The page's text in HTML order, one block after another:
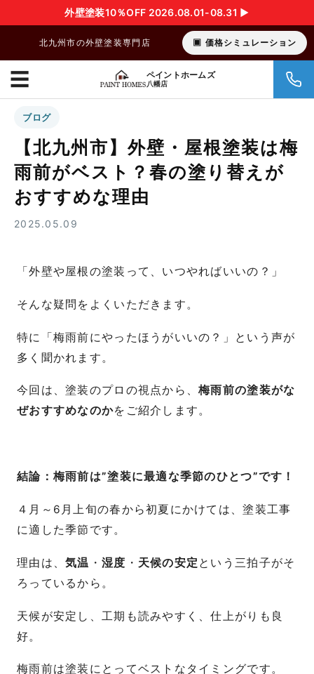
外壁塗装10％OFF 2026.08.01-08.31 ▶︎
北九州市の外壁塗装専門店 価格シミュレーション
ペイントホームズ
八幡店
☰
ブログ
【北九州市】外壁・屋根塗装は梅
雨前がベスト？春の塗り替えが
おすすめな理由
2025.05.09
「外壁や屋根の塗装って、いつやればいいの？」
そんな疑問をよくいただきます。
特に「梅雨前にやったほうがいいの？」という声が
多く聞かれます。
今回は、塗装のプロの視点から、梅雨前の塗装がな
ぜおすすめなのかをご紹介します。
結論：梅雨前は”塗装に最適な季節のひとつ”です！
４月～6月上旬の春から初夏にかけては、塗装工事
に適した季節です。
理由は、気温 ・ 湿度 ・ 天候の安定 という三拍子がそ
ろっているから。
天候が安定し、工期も読みやすく、仕上がりも良
好。
梅雨前は塗装にとってベストなタイミングです。